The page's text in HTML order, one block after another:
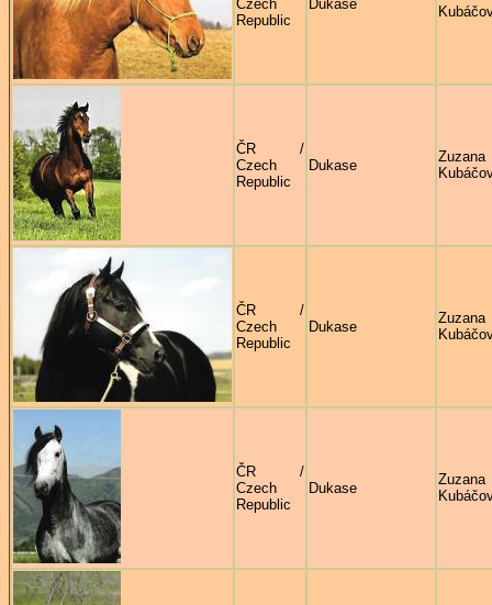
Czech
Republic
Dukase
ČR /
Czech
Republic
Dukase
Zuzana
ČR /
Czech
Republic
Dukase
Zuzana
ČR /
Czech
Republic
Dukase
Zuzana